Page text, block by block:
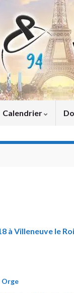
Calendrier
à Villeneuve le Roi
Orge